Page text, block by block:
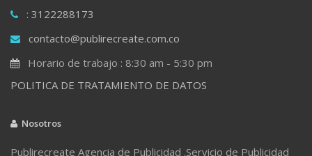
: 3122288173
contacto@publirecreate.com.co
Horario de trabajo : 8:30 am - 5:30 pm
POLITICA DE TRATAMIENTO DE DATOS
Nosotros
Publirecreate Agencia de Publicidad .Servicio de Publicidad